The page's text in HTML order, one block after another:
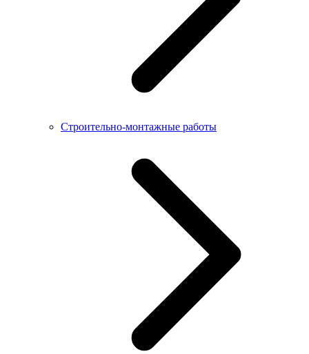
Строительно-монтажные работы